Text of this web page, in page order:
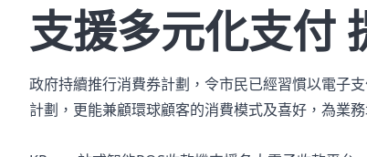
支援多元化支付
政府持續推行消費券計劃，令市民已經習慣以電子
計劃，更能兼顧環球顧客的消費模式及喜好，為業